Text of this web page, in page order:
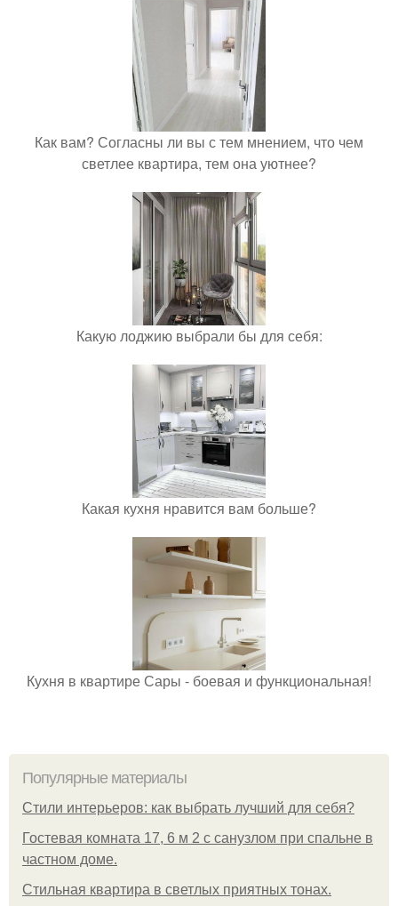
Как вам? Согласны ли вы с тем мнением, что чем
светлее квартира, тем она уютнее?
Какую лоджию выбрали бы для себя:
Какая кухня нравится вам больше?
Кухня в квартире Сары - боевая и функциональная!
Популярные материалы
Стили интерьеров: как выбрать лучший для себя?
Гостевая комната 17, 6 м 2 с санузлом при спальне в
частном доме.
Стильная квартира в светлых приятных тонах.